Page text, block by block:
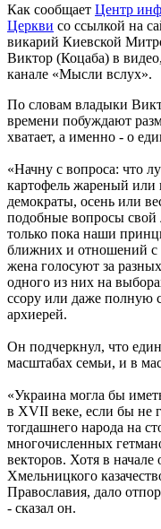
Как сообщает Центр
Церкви со ссылкой на
викарий Киевской
Виктор (Коцаба) в
канале «Мысли вслух».
По словам владыки
времени побуждают
хватает, а именно - о
«Начну с вопроса: что
картофель жареный или
демократы, осень или
подобные вопросы свой
только пока наши
ближних и отношений с
жена голосуют за
одного из них на
ссору или даже полную
архиерей.
Он подчеркнул, что
масштабах семьи, и в
«Украина могла бы
в XVII веке, если бы не
тогдашнего народа на
многочисленных
векторов. Хотя в
Хмельницкого
Православия, дало
- сказал он.